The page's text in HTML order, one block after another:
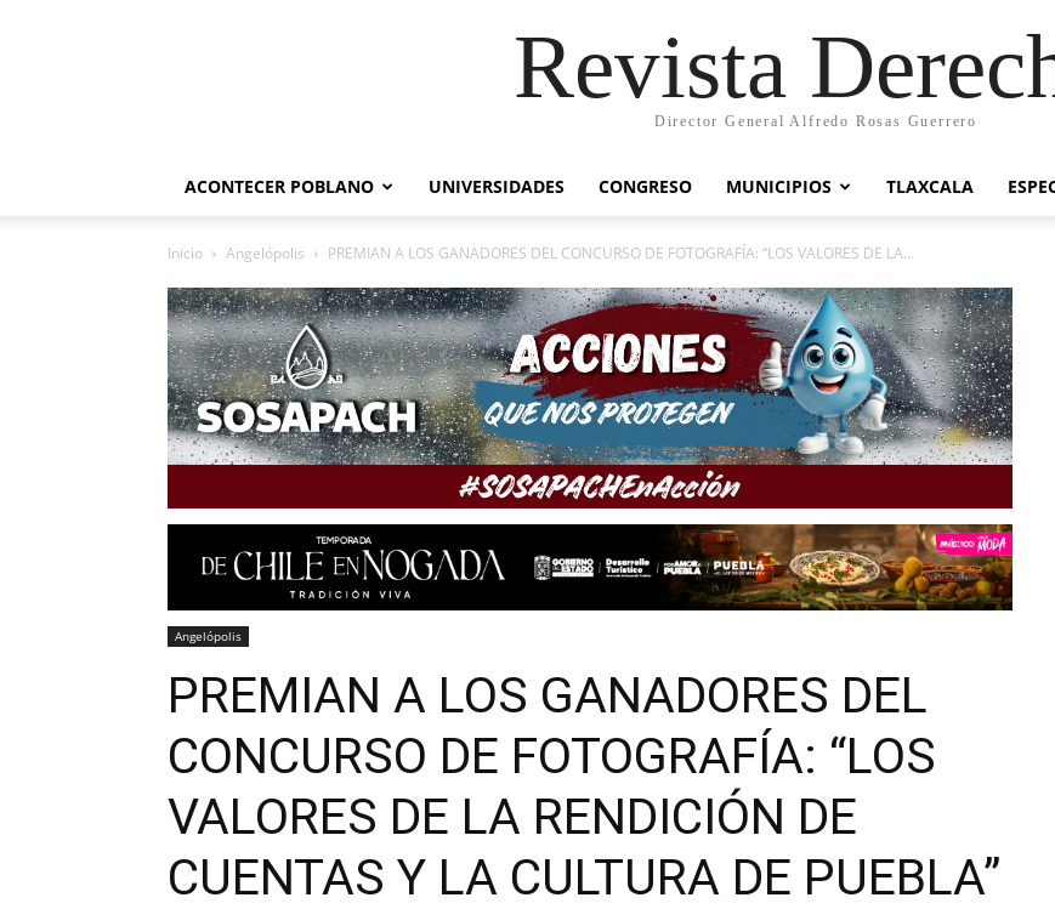
Revista
Director General Alfredo Rosas Guerrero
ACONTECER POBLANO UNIVERSIDADES CONGRESO MUNICIPIOS TLAXCALA
Inicio Angelópolis PREMIAN A LOS GANADORES DEL CONCURSO DE FOTOGRAFÍA: “LOS VALORES DE LA...
Angelópolis
PREMIAN A LOS GANADORES DEL
CONCURSO DE FOTOGRAFÍA: “LOS
VALORES DE LA RENDICIÓN DE
CUENTAS Y LA CULTURA DE PUEBLA”